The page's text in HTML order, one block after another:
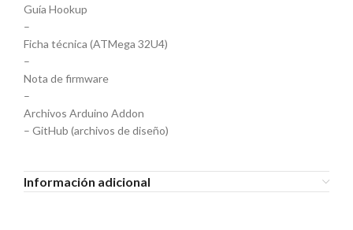
Guía Hookup
–
Ficha técnica (ATMega 32U4)
–
Nota de firmware
–
Archivos Arduino Addon
– GitHub (archivos de diseño)
Información adicional